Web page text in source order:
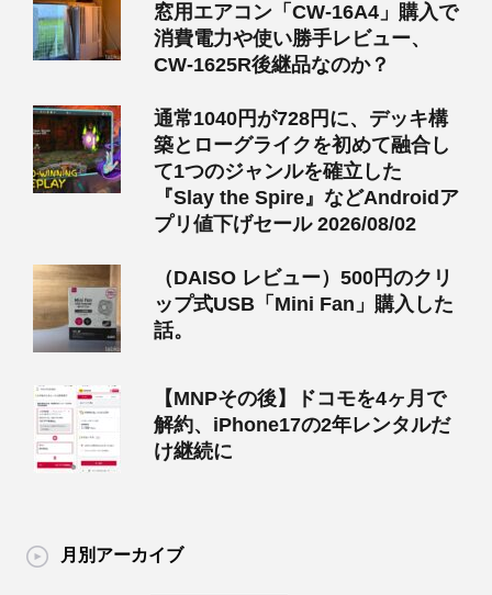
窓用エアコン「CW-16A4」購入で
消費電力や使い勝手レビュー、
CW-1625R後継品なのか？
通常1040円が728円に、デッキ構
築とローグライクを初めて融合し
て1つのジャンルを確立した
『Slay the Spire』などAndroidア
プリ値下げセール 2026/08/02
（DAISO レビュー）500円のクリ
ップ式USB「Mini Fan」購入した
話。
【MNPその後】ドコモを4ヶ月で
解約、iPhone17の2年レンタルだ
け継続に
月別アーカイブ